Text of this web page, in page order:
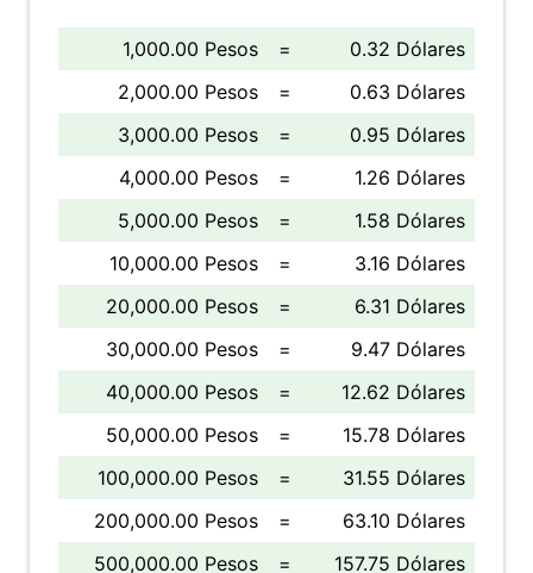
1,000.00 Pesos =
0.32 Dólares
2,000.00 Pesos
=
0.63 Dólares
3,000.00 Pesos
=
0.95 Dólares
4,000.00 Pesos
=
1.26 Dólares
5,000.00 Pesos
=
1.58 Dólares
10,000.00 Pesos
=
3.16 Dólares
20,000.00 Pesos
=
6.31 Dólares
30,000.00 Pesos
=
9.47 Dólares
40,000.00 Pesos
=
12.62 Dólares
50,000.00 Pesos
=
15.78 Dólares
100,000.00 Pesos
=
31.55 Dólares
200,000.00 Pesos
=
63.10 Dólares
500,000.00 Pesos
= 157.75 Dólares